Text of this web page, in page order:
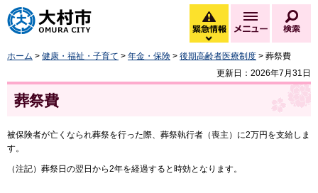
大村市
緊急情報
緊急情報を開く
メニュー
ホーム > 健康・福祉・子育て > 年金・保険 > 後期高齢者医療制度 > 葬祭費
更新日：2026年7月31日
葬祭費
被保険者が亡くなられ葬祭を行った際、葬祭執行者（喪主）に2万円を支給しま
す。
（注記）葬祭日の翌日から2年を経過すると時効となります。